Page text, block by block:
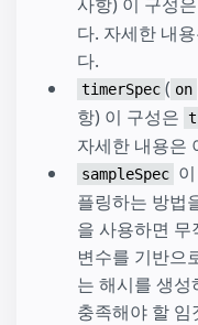
다. 자세한 내
다.
timerSpec ( on
항) 이 구성은
자세한 내용은
sampleSpec
플링하는 방법
을 사용하면 무
변수를 기반으
는 해시를 생
충족해야 할